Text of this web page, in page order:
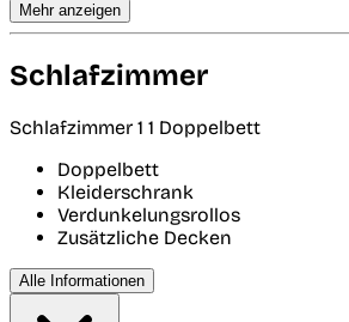
Mehr anzeigen
Schlafzimmer
Schlafzimmer 1 1 Doppelbett
Doppelbett
Kleiderschrank
Verdunkelungsrollos
Zusätzliche Decken
Alle Informationen